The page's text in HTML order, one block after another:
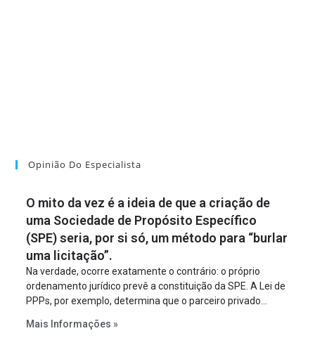
Opinião Do Especialista
O mito da vez é a ideia de que a criação de
uma Sociedade de Propósito Específico
(SPE) seria, por si só, um método para “burlar
uma licitação”.
Na verdade, ocorre exatamente o contrário: o próprio
ordenamento jurídico prevê a constituição da SPE. A Lei de
PPPs, por exemplo, determina que o parceiro privado
empreendimento. Ou seja, a suposta “fraude à licitação” é
Mais Informações »